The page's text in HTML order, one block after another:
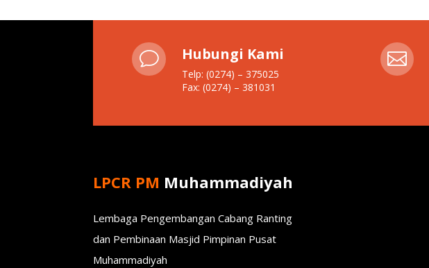
v Hubungi Kami
Telp: (0274) – 375025
Fax: (0274) – 381031

LPCR PM Muhammadiyah
Lembaga Pengembangan Cabang Ranting
dan Pembinaan Masjid Pimpinan Pusat
Muhammadiyah